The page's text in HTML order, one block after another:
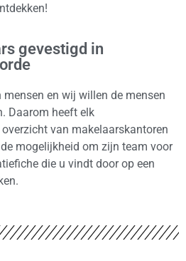
gevestigd in
en wij willen de mensen
Daarom heeft elk
van makelaarskantoren
mogelijkheid om zijn team voor
die u vindt door op een